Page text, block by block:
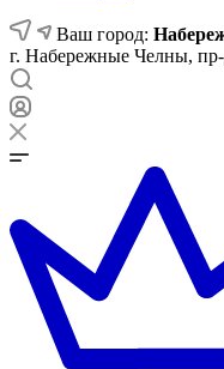
Ваш город:
г. Набережные Челны,